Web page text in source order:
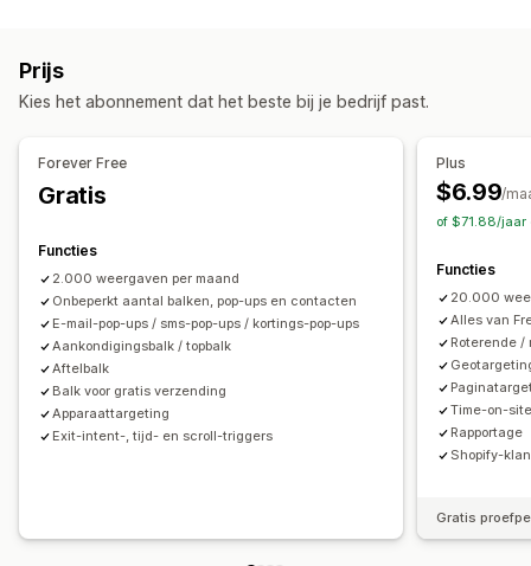
Promotie
Bannerpositie
Links en knoppen
Kleur en lettertype
Planning
Geotargeting
Analytics en rapportage
Gedrag volgen Prestaties volgen Verkeersrapporten
Exit intent
Nieuwsbrieven Formulieren Banners Aankondigingen
Lokalisatie
Lijst voor e-mailverzameling
Triggers en regels
Targeting
Segmentering
Tagging Rapportage Analytics
Prijs
Kies het abonnement dat het beste bij je bedrijf past.
Forever Free
Gratis
Functies
2.000 weergaven per maand
Onbeperkt aantal balken, pop-ups en contacten
E-mail-pop-ups / sms-pop-ups / kortings-pop-ups
Aankondigingsbalk / topbalk
Aftelbalk
Balk voor gratis verzending
Apparaattargeting
Exit-intent-, tijd- en scroll-triggers
Plus
$6.99/
of $71.88/jaar
Functies
20.000
Alles van
Roterende
Time-on-
Rapportage
Shopify-
Gratis